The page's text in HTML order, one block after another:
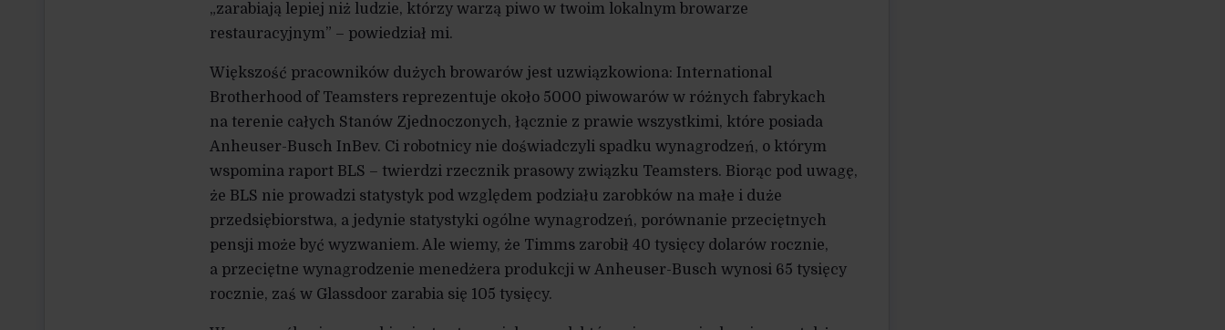
„zarabiają lepiej niż ludzie, którzy warzą piwo w twoim lokalnym browarze
restauracyjnym” – powiedział mi.
Większość pracowników dużych browarów jest uzwiązkowiona: International
Brotherhood of Teamsters reprezentuje około 5000 piwowarów w różnych fabrykach
na terenie całych Stanów Zjednoczonych, łącznie z prawie wszystkimi, które posiada
Anheuser-Busch InBev. Ci robotnicy nie doświadczyli spadku wynagrodzeń, o którym
wspomina raport BLS – twierdzi rzecznik prasowy związku Teamsters. Biorąc pod uwagę,
że BLS nie prowadzi statystyk pod względem podziału zarobków na małe i duże
przedsiębiorstwa, a jedynie statystyki ogólne wynagrodzeń, porównanie przeciętnych
pensji może być wyzwaniem. Ale wiemy, że Timms zarobił 40 tysięcy dolarów rocznie,
a przeciętne wynagrodzenie menedżera produkcji w Anheuser-Busch wynosi 65 tysięcy
rocznie, zaś w Glassdoor zarabia się 105 tysięcy.